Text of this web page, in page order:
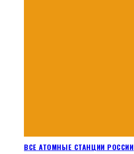
ВСЕ АТОМНЫЕ СТАНЦИИ РОССИИ